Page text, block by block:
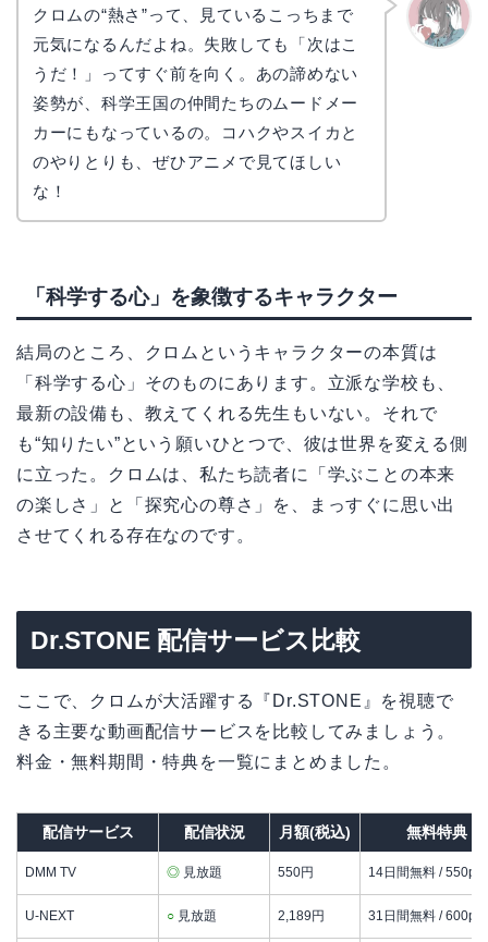
クロムの“熱さ”って、見ているこっちまで
元気になるんだよね。失敗しても「次はこ
うだ！」ってすぐ前を向く。あの諦めない
姿勢が、科学王国の仲間たちのムードメー
カーにもなっているの。コハクやスイカと
のやりとりも、ぜひアニメで見てほしい
な！
「科学する心」を象徴するキャラクター
結局のところ、クロムというキャラクターの本質は
「科学する心」そのものにあります。立派な学校も、
最新の設備も、教えてくれる先生もいない。それで
も“知りたい”という願いひとつで、彼は世界を変える側
に立った。クロムは、私たち読者に「学ぶことの本来
の楽しさ」と「探究心の尊さ」を、まっすぐに思い出
させてくれる存在なのです。
Dr.STONE 配信サービス比較
ここで、クロムが大活躍する『Dr.STONE』を視聴で
きる主要な動画配信サービスを比較してみましょう。
料金・無料期間・特典を一覧にまとめました。
配信サービス 配信状況 月額(税込) 無料特典
DMM TV ◎ 見放題 550円 14日間無料 / 550pt
U-NEXT ○ 見放題 2,189円 31日間無料 / 600pt